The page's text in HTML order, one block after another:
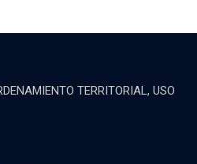
TERRITORIAL, USO